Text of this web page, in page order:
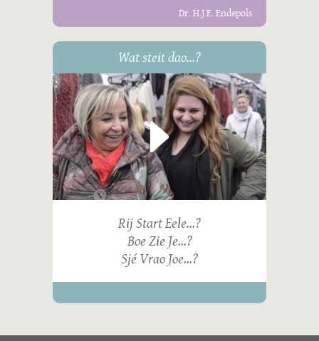
Dr. H.J.E. Endepols
Wat steit dao...?
Rij Start Eele...?
Boe Zie Je...?
Sjé Vrao Joe...?